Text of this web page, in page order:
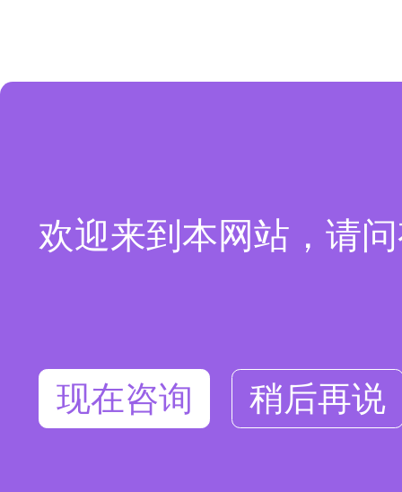
欢迎来到本网站，请
现在咨询 稍后再说